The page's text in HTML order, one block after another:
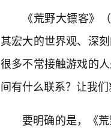
《荒野大镖客》
其宏大的世界观、深
很多不常接触游戏的
间有什么联系？让我
要明确的是，《